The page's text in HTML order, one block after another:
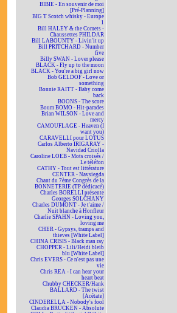
BIBIE - En souvenir de moi
[Pré-Planning]
BIG T Scotch whisky - Europe
1
Bill HALEY & the Comets -
Chaussettes PHILDAR
Bill LABOUNTY - Livin'it up
Bill PRITCHARD - Number
five
Billy SWAN - Lover please
BLACK - Fly up to the moon
BLACK - You're a big girl now
Bob GELDOF - Love or
something
Bonnie RAITT - Baby come
back
BOONS - The score
Boum BOMO - Hit-parades
Brian WILSON - Love and
mercy
CAMOUFLAGE - Heaven (I
want you)
CARAVELLI pour LOTUS
Carlos Alberto IRIGARAY -
Navidad Criolla
Caroline LOEB - Mots croisés /
Le téléfon
CATHY - Tout est littérature
CENTER - Navsiegda
Chant du 7ème Congrès de la
BONNETERIE (TP dédicacé)
Charles BORELLI présente
Georges SOLCHANY
Charles DUMONT - Je t'aime /
Nuit blanche à Honfleur
Charlie SPAHN - Loving you,
loving me
CHER - Gypsys, tramps and
thieves [White Label]
CHINA CRISIS - Black man ray
CHOPPER - Lili/Heidi bleib
blu [White Label]
Chris EVERS - Ce n'est pas une
vie
Chris REA - I can hear your
heart beat
Chubby CHECKER/Hank
BALLARD - The twist
[Acétate]
CINDERELLA - Nobody's fool
Claudia BRÜCKEN - Absolute